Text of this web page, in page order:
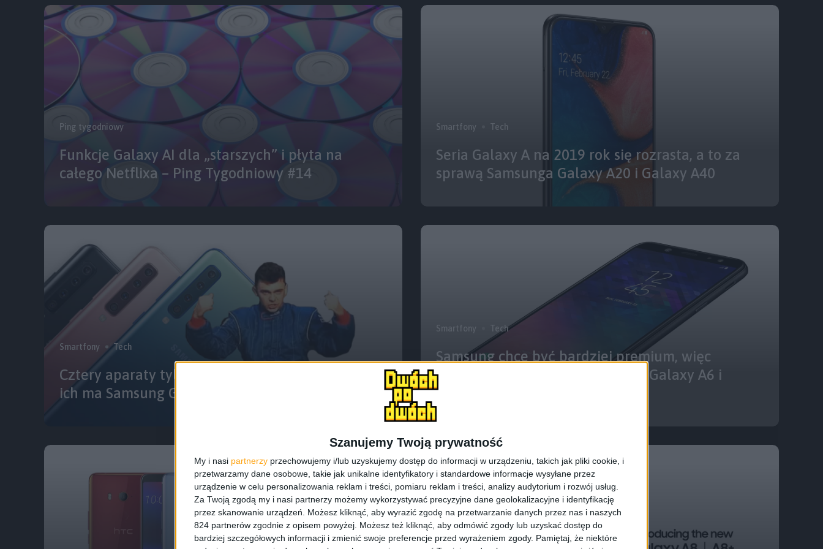
Szanujemy Twoją prywatność
My i nasi partnerzy przechowujemy i/lub uzyskujemy dostęp do informacji w urządzeniu, takich jak pliki cookie, i
przetwarzamy dane osobowe, takie jak unikalne identyfikatory i standardowe informacje wysyłane przez
urządzenie w celu personalizowania reklam i treści, pomiaru reklam i treści, analizy audytorium i rozwój usług.
Za Twoją zgodą my i nasi partnerzy możemy wykorzystywać precyzyjne dane geolokalizacyjne i identyfikację
przez skanowanie urządzeń. Możesz kliknąć, aby wyrazić zgodę na przetwarzanie danych przez nas i naszych
824 partnerów zgodnie z opisem powyżej. Możesz też kliknąć, aby odmówić zgody lub uzyskać dostęp do
bardziej szczegółowych informacji i zmienić swoje preferencje przed wyrażeniem zgody. Pamiętaj, że niektóre
Ping tygodniowy
Funkcje Galaxy AI dla „starszych” i płyta na
całego Netflixa – Ping Tygodniowy #14
Smartfony Tech
Seria Galaxy A na 2019 rok się rozrasta, a to za
sprawą Samsunga Galaxy A20 i Galaxy A40
Smartfony Tech
Cztery aparaty tylko w moim smartfonie. Tak, tyle
ich ma Samsung Galaxy A9 (2018)… z tyłu
Smartfony Tech
Samsung chce być bardziej premium, więc
pokazał premium budżetowce – Galaxy A6 i
Galaxy A6+